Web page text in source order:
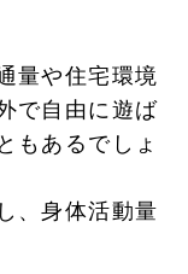
量や住宅環境
で自由に遊ば
もあるでしょ
、身体活動量